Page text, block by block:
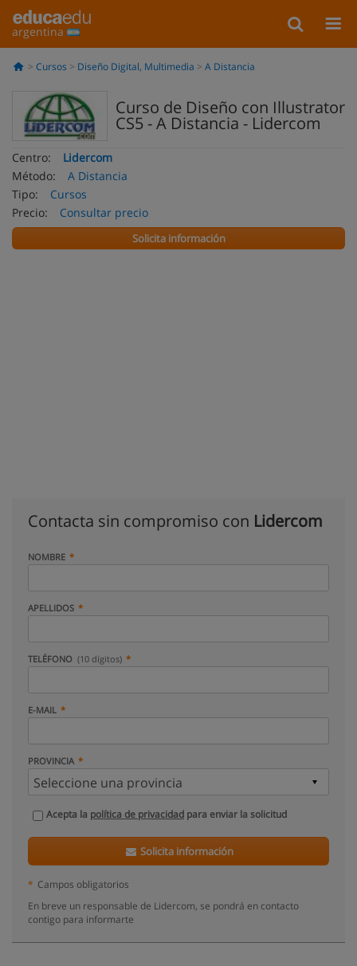
argentina
Cursos Diseño Digital, Multimedia A Distancia
Curso de Diseño con Illustrator
CS5 - A Distancia - Lidercom
Centro:
Lidercom
Método:
A Distancia
Tipo:
Cursos
Precio:
Consultar precio
Solicita información
Contacta sin compromiso con Lidercom
NOMBRE
APELLIDOS
TELÉFONO (10 dígitos)
E-MAIL
PROVINCIA
Acepta la política de privacidad para enviar la solicitud
Solicita información
* Campos obligatorios
En breve un responsable de Lidercom, se pondrá en contacto
contigo para informarte